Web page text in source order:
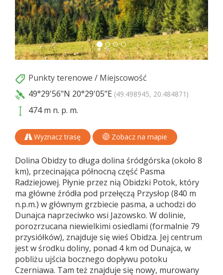
Punkty terenowe / Miejscowość
49°29'56"N 20°29'05"E (49.498945, 20.484871)
474 m n. p. m.
Wyznacz trasę Zobacz na mapie
Dolina Obidzy to długa dolina śródgórska (około 8
km), przecinająca północną część Pasma
Radziejowej. Płynie przez nią Obidzki Potok, który
ma główne źródła pod przełęczą Przysłop (840 m
n.p.m.) w głównym grzbiecie pasma, a uchodzi do
Dunajca naprzeciwko wsi Jazowsko. W dolinie,
porozrzucana niewielkimi osiedlami (formalnie 79
przysiółków), znajduje się wieś Obidza. Jej centrum
jest w środku doliny, ponad 4 km od Dunajca, w
pobliżu ujścia bocznego dopływu potoku
Czerniawa. Tam też znajduje się nowy, murowany